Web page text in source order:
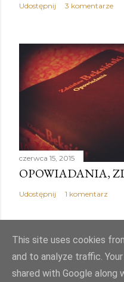
Udostępnij 3 komentarze
czerwca 15, 2015
OPOWIADANIA,
Udostępnij 1 komentarz
This site uses cookies
and to analyze traffic.
shared with Google along